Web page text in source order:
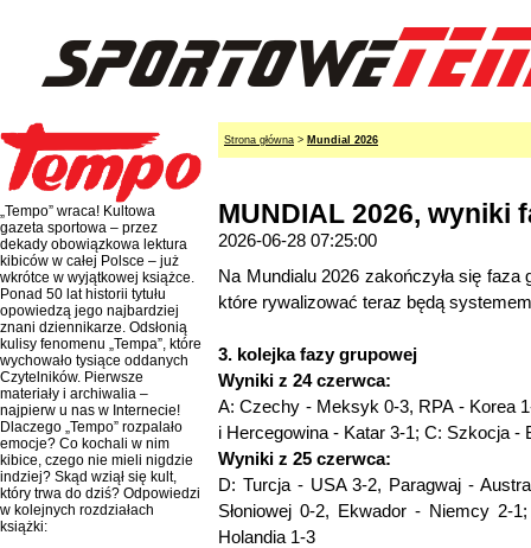
„Tempo” wraca! Kultowa
gazeta sportowa – przez
dekady obowiązkowa lektura
kibiców w całej Polsce – już
wkrótce w wyjątkowej książce.
Ponad 50 lat historii tytułu
opowiedzą jego najbardziej
znani dziennikarze. Odsłonią
kulisy fenomenu „Tempa”, które
wychowało tysiące oddanych
Czytelników. Pierwsze
materiały i archiwalia –
najpierw u nas w Internecie!
Dlaczego „Tempo” rozpalało
emocje? Co kochali w nim
kibice, czego nie mieli nigdzie
indziej? Skąd wziął się kult,
który trwa do dziś? Odpowiedzi
w kolejnych rozdziałach
książki:
Strona główna > Mundial 2026
MUNDIAL 2026, wyniki
2026-06-28 07:25:00
Na Mundialu 2026 zakończyła się
które rywalizować teraz będą
3. kolejka fazy grupowej
Wyniki z 24 czerwca:
A: Czechy - Meksyk 0-3, RPA - Korea
i Hercegowina - Katar 3-1; C: Szkocja -
Wyniki z 25 czerwca:
D: Turcja - USA 3-2, Paragwaj -
Słoniowej 0-2, Ekwador - Niemcy 2-
Holandia 1-3